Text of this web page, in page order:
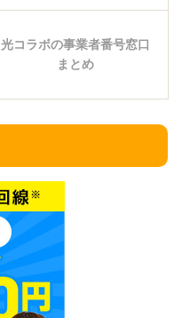
光コラボの事業者番号窓口
まとめ